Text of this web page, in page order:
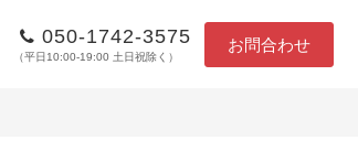
050-1742-3575
（平日10:00-19:00 土日祝除く）
お問合わせ